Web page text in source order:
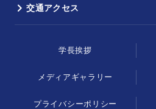
交通アクセス
学長挨拶
メディアギャラリー
プライバシーポリシー